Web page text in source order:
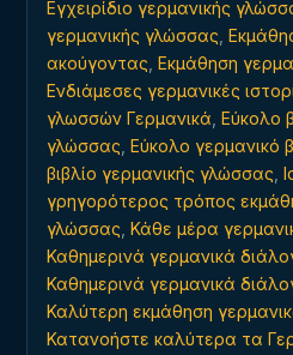
Εγχειρίδιο γερμανικής
γερμανικής γλώσσας
ακούγοντας Εκμάθηση
Ενδιάμεσες γερμανικές
γλωσσών Γερμανικά Εύκολο
γλώσσας Εύκολο γερμανικό
βιβλίο γερμανικής γλώσσας
γρηγορότερος τρόπος
γλώσσας Κάθε μέρα
Καθημερινά γερμανικά
Καθημερινά γερμανικά
Καλύτερη εκμάθηση
Κατανοήστε καλύτερα τα